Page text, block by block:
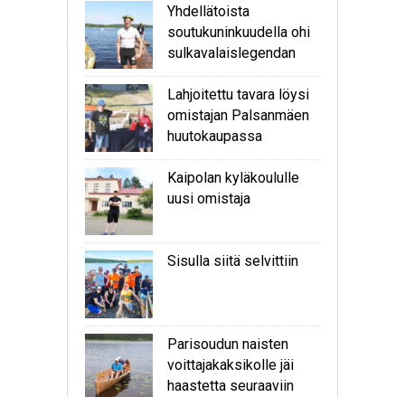
Yhdellätoista
soutukuninkuudella ohi
sulkavalaislegendan
Lahjoitettu tavara löysi
omistajan Palsanmäen
huutokaupassa
Kaipolan kyläkoululle
uusi omistaja
Sisulla siitä selvittiin
Parisoudun naisten
voittajakaksikolle jäi
haastetta seuraaviin